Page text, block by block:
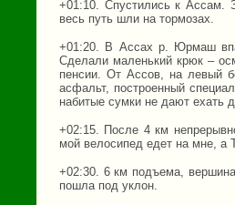
+01:10. Спустились к Ассам.
весь путь шли на тормозах.
+01:20. В Ассах р. Юрмаш
Сделали маленький крюк –
пенсии. От Ассов, на левый
асфальт, построенный
набитые сумки не дают ехать
+02:15. После 4 км
мой велосипед едет на мне, а
+02:30. 6 км подъема,
пошла под уклон.